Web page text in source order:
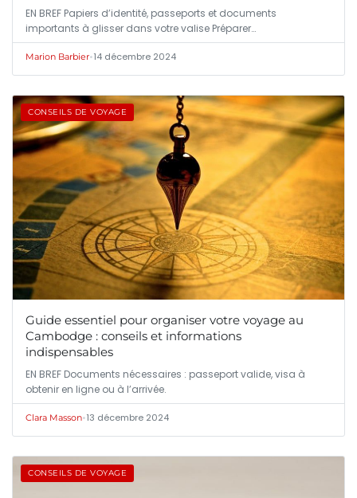
EN BREF Papiers d’identité, passeports et documents
importants à glisser dans votre valise Préparer…
Marion Barbier•14 décembre 2024
CONSEILS DE VOYAGE
Guide essentiel pour organiser votre voyage au
Cambodge : conseils et informations
indispensables
EN BREF Documents nécessaires : passeport valide, visa à
obtenir en ligne ou à l’arrivée.
Clara Masson•13 décembre 2024
CONSEILS DE VOYAGE